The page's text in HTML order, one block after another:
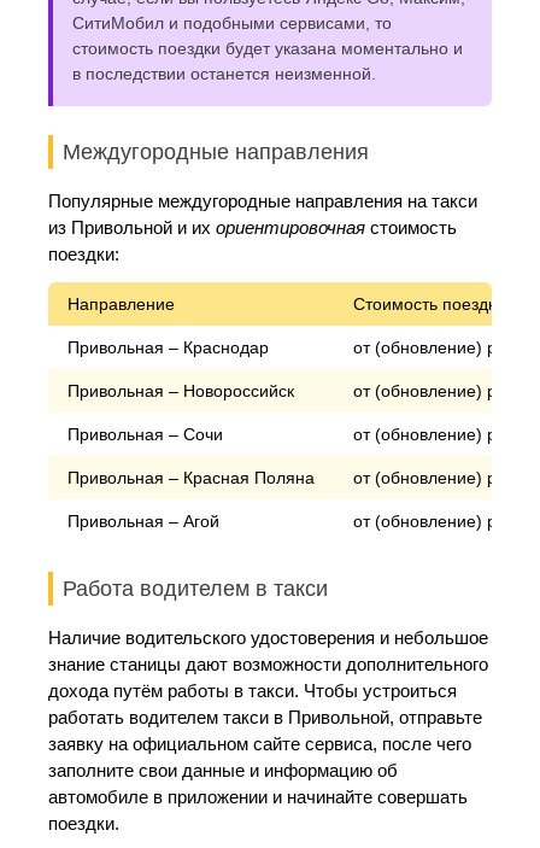
СитиМобил и подобными сервисами, то
стоимость поездки будет указана моментально и
в последствии останется неизменной.
Междугородные направления
Популярные междугородные направления на такси
из Привольной и их ориентировочная стоимость
поездки:
Направление Стоимость поездки*
Привольная – Краснодар от (обновление)
Привольная – Новороссийск от (обновление)
Привольная – Сочи от (обновление)
Привольная – Красная Поляна от (обновление)
Привольная – Агой от (обновление)
Работа водителем в такси
Наличие водительского удостоверения и небольшое
знание станицы дают возможности дополнительного
дохода путём работы в такси. Чтобы устроиться
работать водителем такси в Привольной, отправьте
заявку на официальном сайте сервиса, после чего
заполните свои данные и информацию об
автомобиле в приложении и начинайте совершать
поездки.